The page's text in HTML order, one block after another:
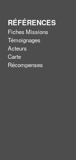
RÉFÉRENCES
Fiches Missions
Témoignages
Acteurs
Carte
Récompenses